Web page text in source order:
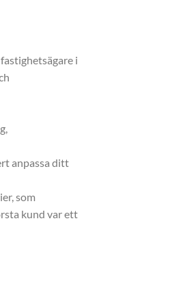
i
anpassa ditt
som
kund var ett